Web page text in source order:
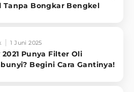
Tanpa Bongkar Bengkel
1 Juni 2025
2021 Punya Filter Oli
Begini Cara Gantinya!